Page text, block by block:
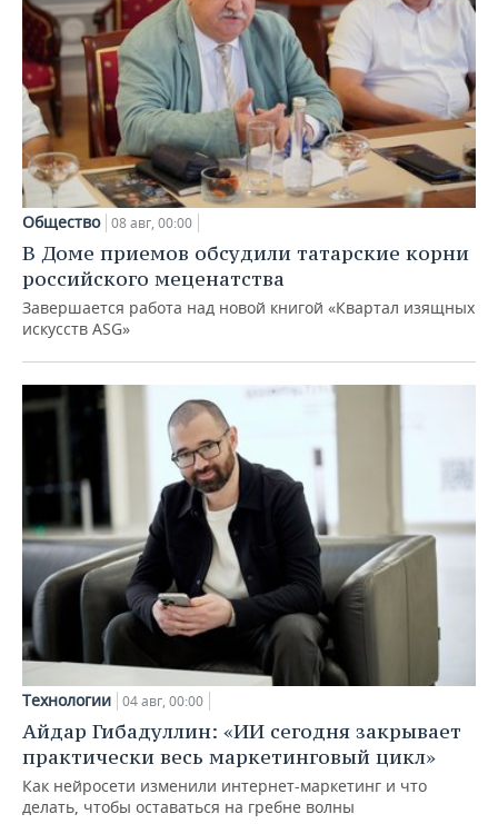
Общество 08 авг, 00:00
В Доме приемов обсудили татарские корни
российского меценатства
Завершается работа над новой книгой «Квартал изящных
искусств ASG»
Технологии 04 авг, 00:00
Айдар Гибадуллин: «ИИ сегодня закрывает
практически весь маркетинговый цикл»
Как нейросети изменили интернет-маркетинг и что
делать, чтобы оставаться на гребне волны